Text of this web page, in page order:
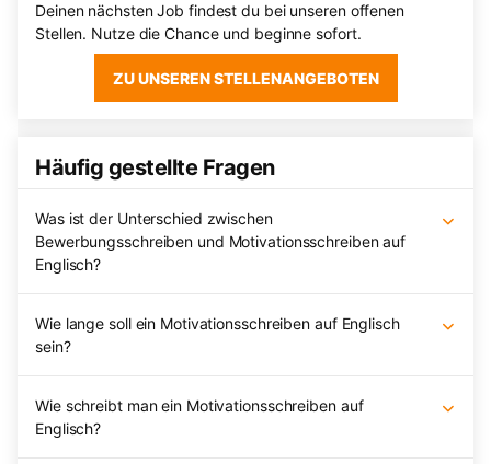
Deinen nächsten Job findest du bei unseren offenen
Stellen. Nutze die Chance und beginne sofort.
ZU UNSEREN STELLENANGEBOTEN
Häufig gestellte Fragen
Was ist der Unterschied zwischen
Bewerbungsschreiben und Motivationsschreiben auf
Englisch?
Wie lange soll ein Motivationsschreiben auf Englisch
sein?
Wie schreibt man ein Motivationsschreiben auf
Englisch?